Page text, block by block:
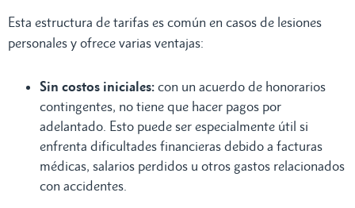
Esta estructura de tarifas es común en casos de lesiones
personales y ofrece varias ventajas:
Sin costos iniciales: con un acuerdo de honorarios
contingentes, no tiene que hacer pagos por
adelantado. Esto puede ser especialmente útil si
enfrenta dificultades financieras debido a facturas
médicas, salarios perdidos u otros gastos relacionados
con accidentes.